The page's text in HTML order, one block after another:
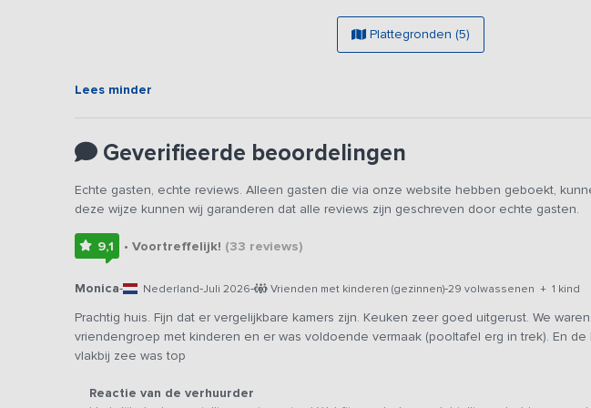
Plattegronden (5)
Lees minder
Geverifieerde beoordelingen
Echte gasten, echte reviews. Alleen gasten die via onze website hebben geboekt,
deze wijze kunnen wij garanderen dat alle reviews zijn geschreven door echte gasten.
9,1 • Voortreffelijk! (33 reviews)
Monica- Nederland-Juli 2026- Vrienden met kinderen (gezinnen)-29 volwassenen + 1 kind
Prachtig huis. Fijn dat er vergelijkbare kamers zijn. Keuken zeer goed uitgerust. We
vriendengroep met kinderen en er was voldoende vermaak (pooltafel erg in trek). En de
vlakbij zee was top
Reactie van de verhuurder